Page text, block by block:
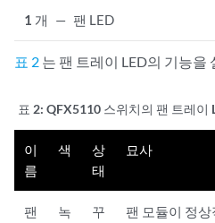
1 개 — 팬 LED
표 2 는 팬 트레이 LED의 기능을
표 2: QFX5110 스위치의 팬 트레이
이
름
색
상
태
묘사
팬
녹
꾸
팬 모듈이 정